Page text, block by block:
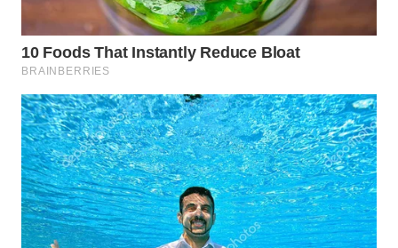
WN
CIREBON
WN
INDRAMAYU
WN
KUNINGAN